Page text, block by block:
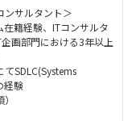
ンサルタント＞
在籍経験、ITコンサルタ
画部門における3年以上
SDLC(Systems
経験